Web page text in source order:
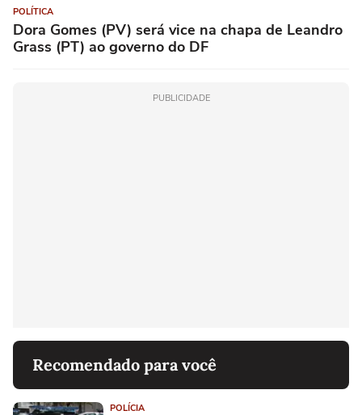
POLÍTICA
Dora Gomes (PV) será vice na chapa de Leandro
Grass (PT) ao governo do DF
PUBLICIDADE
Recomendado para você
POLÍCIA